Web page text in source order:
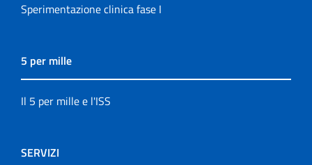
Sperimentazione clinica fase I
5 per mille
Il 5 per mille e l'ISS
SERVIZI